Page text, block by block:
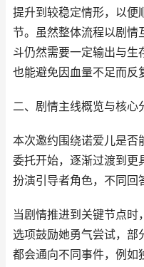
提升到较稳定情形，以便
节。虽然整体流程以剧情
斗仍然需要一定输出与生
也能避免因血量不足而反
二、剧情主线概览与核心
本次邀约围绕诺爱儿是否
委托开始，逐渐过渡到更
扮演引导者角色，不同回
当剧情推进到关键节点时
选项鼓励她勇气尝试，部
都会通向不同事件，例如